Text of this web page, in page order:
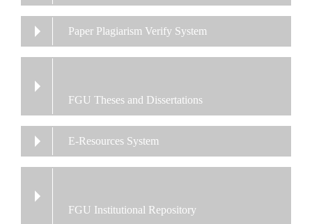
Paper Plagiarism Verify System
FGU Theses and Dissertations
E-Resources System
FGU Institutional Repository